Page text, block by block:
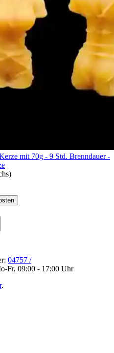
mit 70g - 9 Std. Brenndauer -
04757 /
Fr, 09:00 - 17:00 Uhr
.